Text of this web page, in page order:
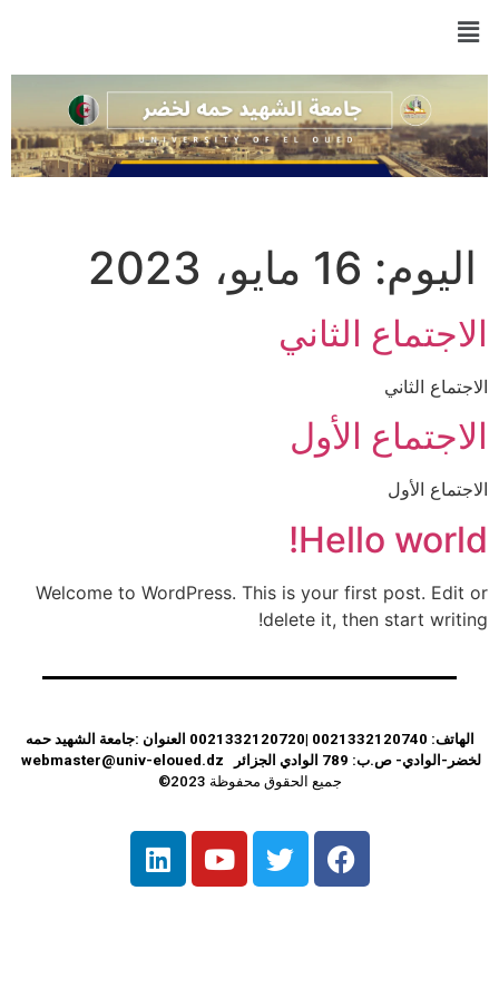
اليوم: 16 مايو، 2023
الاجتماع الثاني
الاجتماع الثاني
الاجتماع الأول
الاجتماع الأول
Hello world!
Welcome to WordPress. This is your first post. Edit or
delete it, then start writing!
الهاتف: 0021332120740 |0021332120720
العنوان :جامعة الشهيد حمه
لخضر-الوادي- ص.ب: 789 الوادي الجزائر
webmaster@univ-eloued.dz
جميع الحقوق محفوظة 2023©